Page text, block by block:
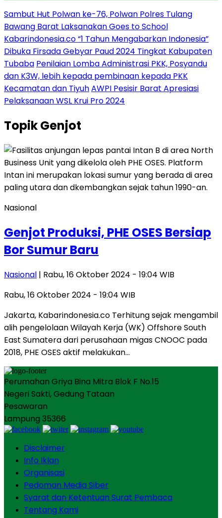
Sambut Hut Polwan ke-76, Polwan Polres Tulang
Bawang Barat Laksanakan Goes to School
Kabarindonesia.co “1 Tahun Mengabarkan Indonesia”
Dibuka Firsada Gebyar Paud 2024 Tingkat Kabupaten
Tubaba Penilaian Lomba Administrasi PKK, Posyandu
dan K3W, lebih kepada pembinaan kepada PKK
Kecamatan dan TiyuhAWPI Pesisir Barat Apresiasi
Pelaksanaan WSL Krui Pro 2024
TopikGenjot
Nasional
Genjot Produksi, PHE OSES Bersiap
Bor Sumur Baru
Nasional | Rabu, 16 Oktober 2024 - 19:04 WIB
Rabu, 16 Oktober 2024 - 19:04 WIB
Jakarta, Kabarindonesia.co Terhitung sejak mengambil
alih pengelolaan Wilayah Kerja (WK) Offshore South
East Sumatera dari perusahaan migas CNOOC pada
2018, PHE OSES aktif melakukan…
Perumahan Griya Bina Mitra Blok F No.15
Negeri Sakti, Gedung Tataan
Pesawaran
Lampung 35366
Disclaimer
Info Iklan
Organisasi
Pedoman Media Siber
Syarat dan Ketentuan Surat Pembaca
Tentang Kami